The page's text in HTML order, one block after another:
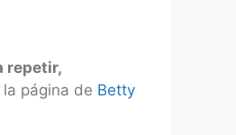
repetir,
página de Betty